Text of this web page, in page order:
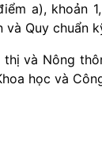
a), khoản
và Quy chuẩn
và Nông
học và